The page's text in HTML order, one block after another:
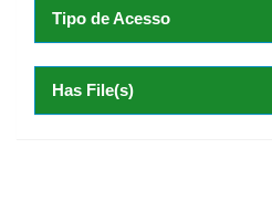
Tipo de Acesso
Has File(s)